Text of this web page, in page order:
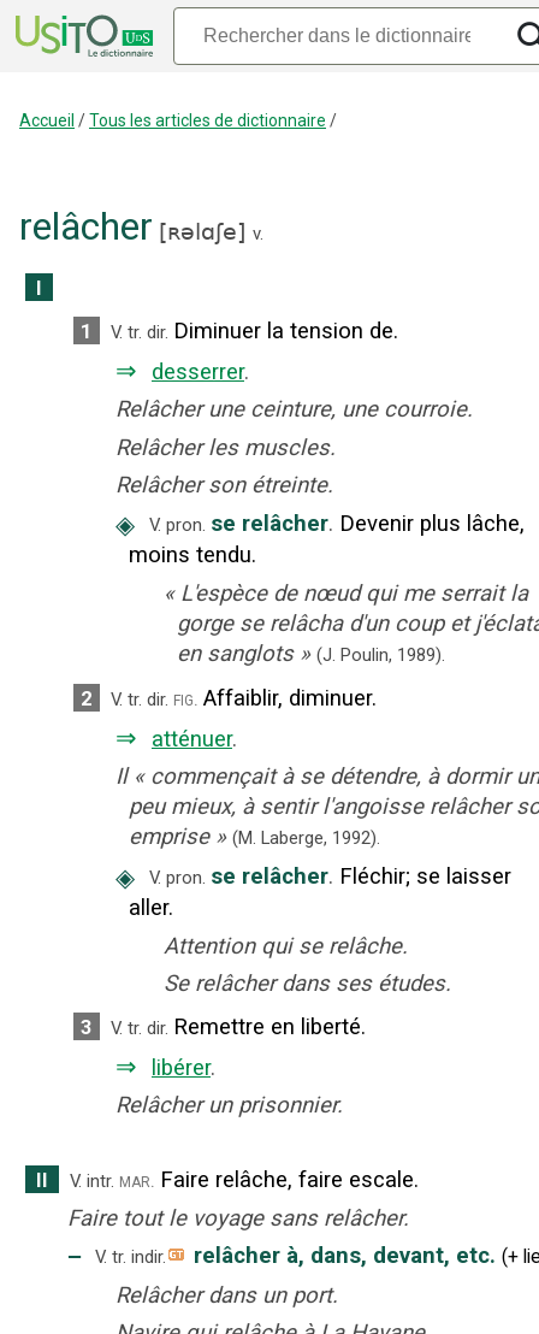
Accueil /Tous les articles de dictionnaire /
relâcher [ʀəlɑʃe] v.
I
1
V. tr. dir. Diminuer la tension de.
⇒ desserrer.
Relâcher une ceinture, une courroie.
Relâcher les muscles.
Relâcher son étreinte.
◈ V. pron. se relâcher. Devenir plus lâche,
moins tendu.
« L'espèce de nœud qui me serrait la
gorge se relâcha d'un coup et
en sanglots » (J. Poulin, 1989).
2 V. tr. dir. fig. Affaiblir, diminuer.
⇒ atténuer.
Il « commençait à se détendre, à dormir un
peu mieux, à sentir l'angoisse relâcher
emprise » (M. Laberge, 1992).
◈ V. pron. se relâcher. Fléchir; se laisser
aller.
Attention qui se relâche.
Se relâcher dans ses études.
3 V. tr. dir. Remettre en liberté.
⇒ libérer.
Relâcher un prisonnier.
II V. intr. mar. Faire relâche, faire escale.
Faire tout le voyage sans relâcher.
‒ V. tr. indir. relâcher à, dans, devant, etc. (+
Relâcher dans un port.